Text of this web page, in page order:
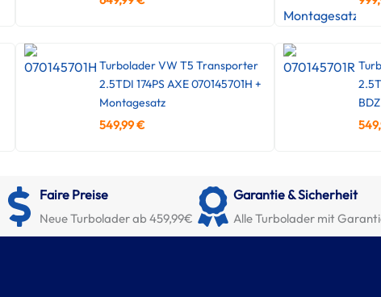
Turbolader VW T5 Transporter
2.5TDI 174PS AXE 070145701H +
Montagesatz
549,99€
Faire Preise
Neue Turbolader ab 459,99€
Garantie & Sicherheit
Alle Turbolader mit